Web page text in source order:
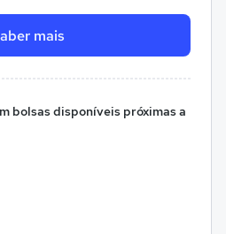
mais
bolsas disponíveis próximas a